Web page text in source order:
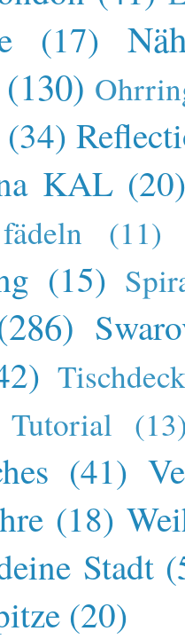
(17)
(130)
(34)
KAL
(11)
(15)
Tutorial
(41)
(18)
Stadt
(20)